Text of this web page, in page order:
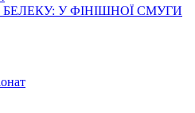
БЕЛЕКУ: У ФІНІШНОЇ СМУГИ